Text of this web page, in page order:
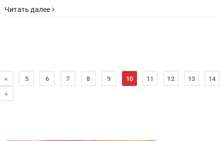
Читать далее
« 5 6 7 8 9 10 11 12 13
14
»